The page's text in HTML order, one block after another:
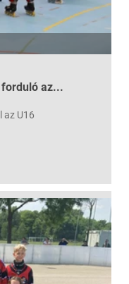
az...
az U16